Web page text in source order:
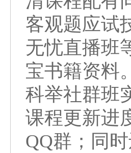
客观题应试
无忧直播班
宝书籍资料
科举社群班
课程更新进
QQ群；同